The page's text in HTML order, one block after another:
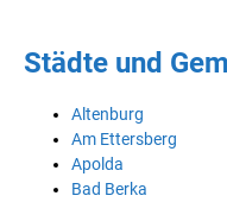
Städte und
Altenburg
Am Ettersberg
Apolda
Bad Berka